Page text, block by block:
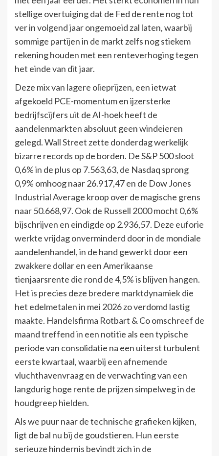
stellige overtuiging dat de Fed de rente nog tot
ver in volgend jaar ongemoeid zal laten, waarbij
sommige partijen in de markt zelfs nog stiekem
rekening houden met een renteverhoging tegen
het einde van dit jaar.
Deze mix van lagere olieprijzen, een ietwat
afgekoeld PCE-momentum en ijzersterke
bedrijfscijfers uit de AI-hoek heeft de
aandelenmarkten absoluut geen windeieren
gelegd. Wall Street zette donderdag werkelijk
bizarre records op de borden. De S&P 500 sloot
0,6% in de plus op 7.563,63, de Nasdaq sprong
0,9% omhoog naar 26.917,47 en de Dow Jones
Industrial Average kroop over de magische grens
naar 50.668,97. Ook de Russell 2000 mocht 0,6%
bijschrijven en eindigde op 2.936,57. Deze euforie
werkte vrijdag onverminderd door in de mondiale
aandelenhandel, in de hand gewerkt door een
zwakkere dollar en een Amerikaanse
tienjaarsrente die rond de 4,5% is blijven hangen.
Het is precies deze bredere marktdynamiek die
het edelmetalen in mei 2026 zo verdomd lastig
maakte. Handelsfirma Rotbart & Co omschreef de
maand treffend in een notitie als een typische
periode van consolidatie na een uiterst turbulent
eerste kwartaal, waarbij een afnemende
vluchthavenvraag en de verwachting van een
langdurig hoge rente de prijzen simpelweg in de
houdgreep hielden.
Als we puur naar de technische grafieken kijken,
ligt de bal nu bij de goudstieren. Hun eerste
serieuze hindernis bevindt zich in de